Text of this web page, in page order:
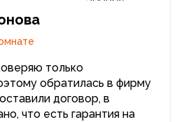
только
обратилась в фирму
договор, в
что есть гарантия на